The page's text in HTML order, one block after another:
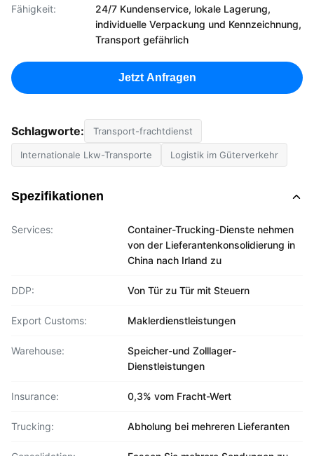
Fähigkeit:
24/7 Kundenservice, lokale Lagerung,
individuelle Verpackung und Kennzeichnung,
Transport gefährlich
Jetzt Anfragen
Schlagworte: Transport-frachtdienst
Internationale Lkw-Transporte Logistik im Güterverkehr
Spezifikationen
Services:
Container-Trucking-Dienste nehmen
von der Lieferantenkonsolidierung in
China nach Irland zu
DDP: Von Tür zu Tür mit Steuern
Export Customs: Maklerdienstleistungen
Warehouse:
Speicher-und Zolllager-
Dienstleistungen
Insurance: 0,3% vom Fracht-Wert
Trucking: Abholung bei mehreren Lieferanten